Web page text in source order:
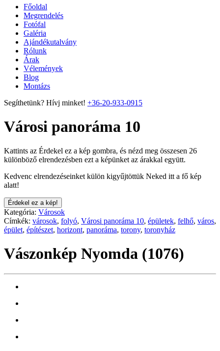
Főoldal
Megrendelés
Fotófal
Galéria
Ajándékutalvány
Rólunk
Árak
Vélemények
Blog
Montázs
Segíthetünk? Hívj minket! +36-20-933-0915
Városi panoráma 10
Kattints az Érdekel ez a kép gombra, és nézd meg összesen 26
különböző elrendezésben ezt a képünket az árakkal együtt.
Kedvenc elrendezéseinket külön kigyűjtöttük Neked itt a fő kép
alatt!
Érdekel ez a kép!
Kategória: Városok
Címkék: városok, folyó, Városi panoráma 10, épületek, felhő, város,
épület, építészet, horizont, panoráma, torony, toronyház
Vászonkép Nyomda (1076)